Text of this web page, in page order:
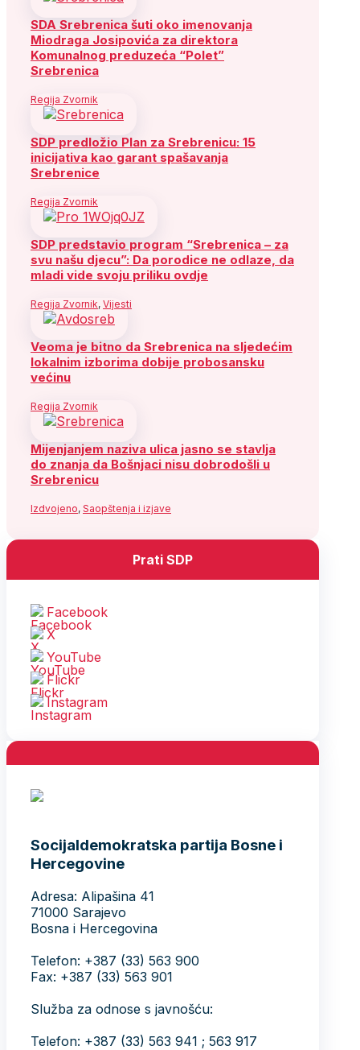
SDA Srebrenica šuti oko imenovanja
Miodraga Josipovića za direktora
Komunalnog preduzeća “Polet”
Srebrenica
Regija Zvornik
SDP predložio Plan za Srebrenicu: 15
inicijativa kao garant spašavanja
Srebrenice
Regija Zvornik
SDP predstavio program “Srebrenica – za
svu našu djecu”: Da porodice ne odlaze, da
mladi vide svoju priliku ovdje
Regija Zvornik, Vijesti
Veoma je bitno da Srebrenica na sljedećim
lokalnim izborima dobije probosansku
većinu
Regija Zvornik
Mijenjanjem naziva ulica jasno se stavlja
do znanja da Bošnjaci nisu dobrodošli u
Srebrenicu
Izdvojeno, Saopštenja i izjave
Prati SDP
Facebook
X
YouTube
Flickr
Instagram
Socijaldemokratska partija Bosne i
Hercegovine
Adresa: Alipašina 41
71000 Sarajevo
Bosna i Hercegovina
Telefon: +387 (33) 563 900
Fax: +387 (33) 563 901
Služba za odnose s javnošću:
Telefon: +387 (33) 563 941 ; 563 917